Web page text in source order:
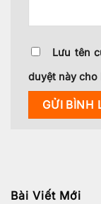
Lưu tên
duyệt này cho
Bài Viết Mới